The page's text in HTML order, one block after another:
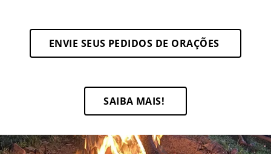
ENVIE SEUS PEDIDOS DE ORAÇÕES
SAIBA MAIS!